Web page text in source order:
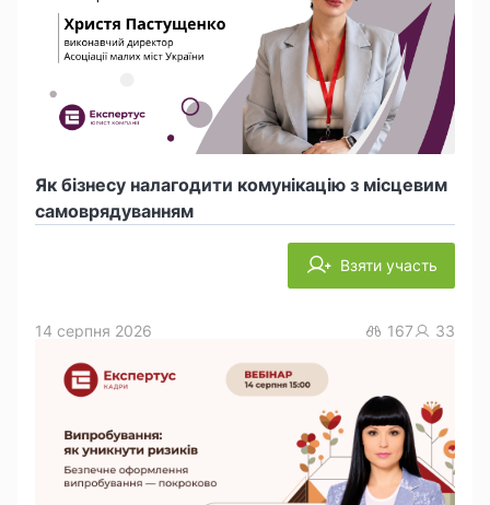
Як бізнесу налагодити комунікацію з місцевим
самоврядуванням
Взяти участь
14 серпня 2026 167 33